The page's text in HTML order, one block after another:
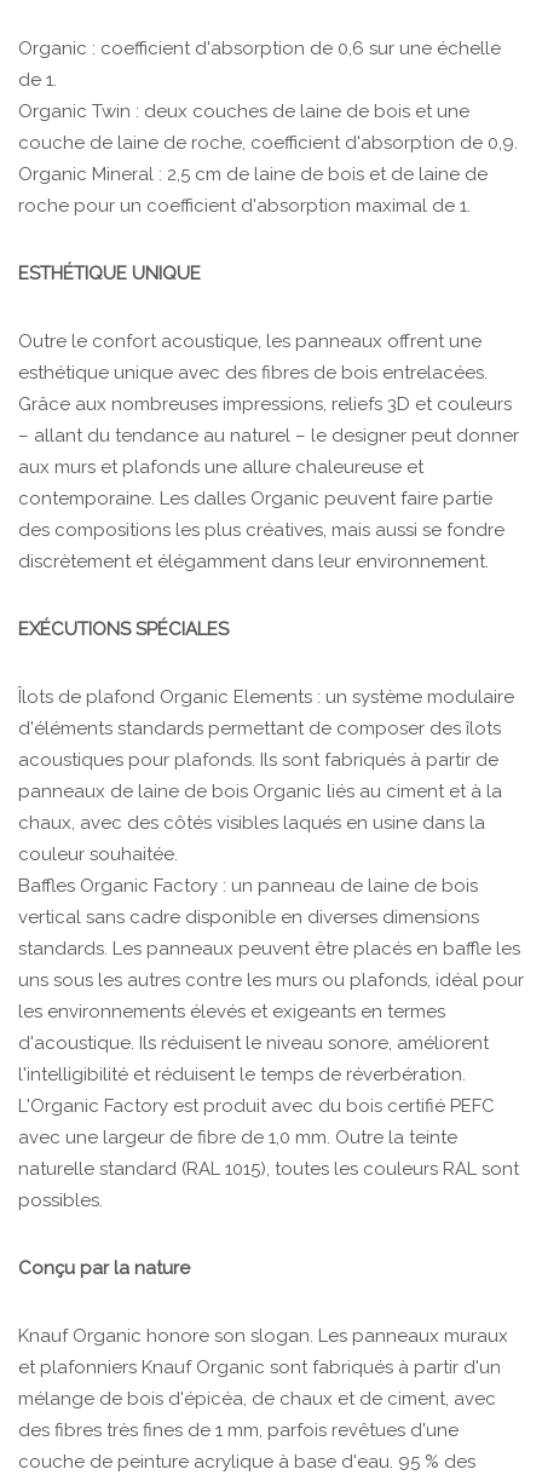
Organic : coefficient d'absorption de 0,6 sur une échelle
de 1.
Organic Twin : deux couches de laine de bois et une
couche de laine de roche, coefficient d'absorption de 0,9.
Organic Mineral : 2,5 cm de laine de bois et de laine de
roche pour un coefficient d'absorption maximal de 1.
ESTHÉTIQUE UNIQUE
Outre le confort acoustique, les panneaux offrent une
esthétique unique avec des fibres de bois entrelacées.
Grâce aux nombreuses impressions, reliefs 3D et couleurs
– allant du tendance au naturel – le designer peut donner
aux murs et plafonds une allure chaleureuse et
contemporaine. Les dalles Organic peuvent faire partie
des compositions les plus créatives, mais aussi se fondre
discrètement et élégamment dans leur environnement.
EXÉCUTIONS SPÉCIALES
Îlots de plafond Organic Elements : un système modulaire
d'éléments standards permettant de composer des îlots
acoustiques pour plafonds. Ils sont fabriqués à partir de
panneaux de laine de bois Organic liés au ciment et à la
chaux, avec des côtés visibles laqués en usine dans la
couleur souhaitée.
Baffles Organic Factory : un panneau de laine de bois
vertical sans cadre disponible en diverses dimensions
standards. Les panneaux peuvent être placés en baffle les
uns sous les autres contre les murs ou plafonds, idéal pour
les environnements élevés et exigeants en termes
d'acoustique. Ils réduisent le niveau sonore, améliorent
l'intelligibilité et réduisent le temps de réverbération.
L'Organic Factory est produit avec du bois certifié PEFC
avec une largeur de fibre de 1,0 mm. Outre la teinte
naturelle standard (RAL 1015), toutes les couleurs RAL sont
possibles.
Conçu par la nature
Knauf Organic honore son slogan. Les panneaux muraux
et plafonniers Knauf Organic sont fabriqués à partir d'un
mélange de bois d'épicéa, de chaux et de ciment, avec
des fibres très fines de 1 mm, parfois revêtues d'une
couche de peinture acrylique à base d'eau. 95 % des